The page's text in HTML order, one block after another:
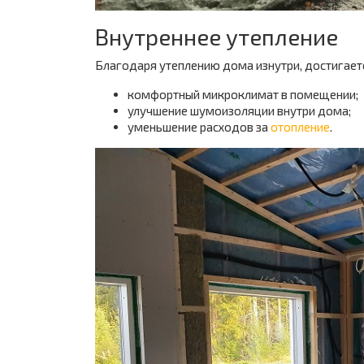
Внутреннее утепление
Благодаря утеплению дома изнутри,
комфортный микроклимат в помещении;
улучшение шумоизоляции внутри дома;
уменьшение расходов за отопление